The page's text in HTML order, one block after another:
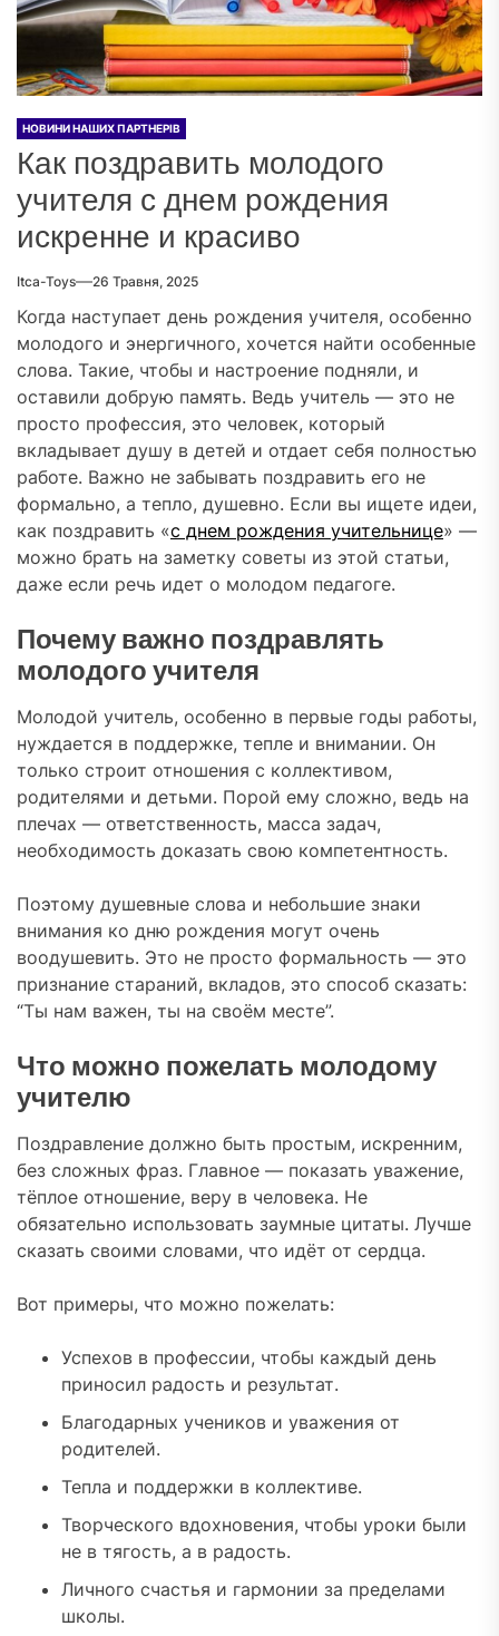
НОВИНИ НАШИХ ПАРТНЕРІВ
Как поздравить молодого
учителя с днем рождения
искренне и красиво
Itca-Toys 26 Травня, 2025
Когда наступает день рождения учителя, особенно
молодого и энергичного, хочется найти особенные
слова. Такие, чтобы и настроение подняли, и
оставили добрую память. Ведь учитель — это не
просто профессия, это человек, который
вкладывает душу в детей и отдает себя полностью
работе. Важно не забывать поздравить его не
формально, а тепло, душевно. Если вы ищете идеи,
как поздравить «с днем рождения учительнице» —
можно брать на заметку советы из этой статьи,
даже если речь идет о молодом педагоге.
Почему важно поздравлять
молодого учителя
Молодой учитель, особенно в первые годы работы,
нуждается в поддержке, тепле и внимании. Он
только строит отношения с коллективом,
родителями и детьми. Порой ему сложно, ведь на
плечах — ответственность, масса задач,
необходимость доказать свою компетентность.
Поэтому душевные слова и небольшие знаки
внимания ко дню рождения могут очень
воодушевить. Это не просто формальность — это
признание стараний, вкладов, это способ сказать:
“Ты нам важен, ты на своём месте”.
Что можно пожелать молодому
учителю
Поздравление должно быть простым, искренним,
без сложных фраз. Главное — показать уважение,
тёплое отношение, веру в человека. Не
обязательно использовать заумные цитаты. Лучше
сказать своими словами, что идёт от сердца.
Вот примеры, что можно пожелать:
Успехов в профессии, чтобы каждый день
приносил радость и результат.
Благодарных учеников и уважения от
родителей.
Тепла и поддержки в коллективе.
Творческого вдохновения, чтобы уроки были
не в тягость, а в радость.
Личного счастья и гармонии за пределами
школы.